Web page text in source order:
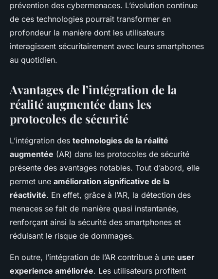
prévention des cybermenaces. L’évolution continue
de ces technologies pourrait transformer en
profondeur la manière dont les utilisateurs
interagissent sécuritairement avec leurs smartphones
au quotidien.
Avantages de l’intégration de la
réalité augmentée dans les
protocoles de sécurité
L’intégration des technologies de la réalité
augmentée (AR) dans les protocoles de sécurité
présente des avantages notables. Tout d’abord, elle
permet une amélioration significative de la
réactivité. En effet, grâce à l’AR, la détection des
menaces se fait de manière quasi instantanée,
renforçant ainsi la sécurité des smartphones et
réduisant le risque de dommages.
En outre, l’intégration de l’AR contribue à une user
experience améliorée. Les utilisateurs profitent